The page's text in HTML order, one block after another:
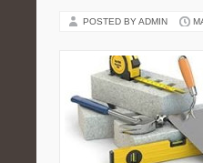
POSTED BY ADMIN